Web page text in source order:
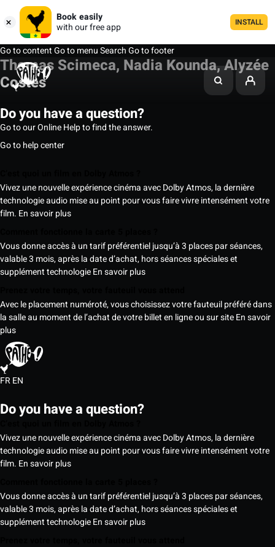
Book easily
with our free app
INSTALL
Go to contentGo to menuSearchGo to footer
Thomas Scimeca, Nadia Kounda, Alyzée
Costes
Do you have a question?
Go to our Online Help to find the answer.
Go to help center
Vivez une nouvelle expérience cinéma avec Dolby Atmos, la dernière
technologie audio mise au point pour vous faire vivre intensément votre
film. En savoir plus
Vous donne accès à un tarif préférentiel jusqu’à 3 places par séances,
valable 3 mois, après la date d’achat, hors séances spéciales et
supplément technologieEn savoir plus
Avec le placement numéroté, vous choisissez votre fauteuil préféré dans
la salle au moment de l’achat de votre billet en ligne ou sur siteEn savoir
plus
FREN
Do you have a question?
Vivez une nouvelle expérience cinéma avec Dolby Atmos, la dernière
technologie audio mise au point pour vous faire vivre intensément votre
film. En savoir plus
Vous donne accès à un tarif préférentiel jusqu’à 3 places par séances,
valable 3 mois, après la date d’achat, hors séances spéciales et
supplément technologieEn savoir plus